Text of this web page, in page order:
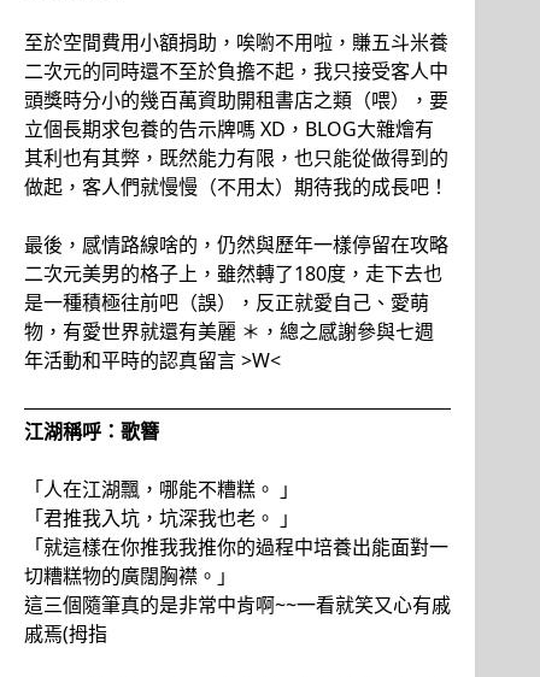
至於空間費用小額捐助，唉喲不用啦，賺五斗米養
二次元的同時還不至於負擔不起，我只接受客人中
頭獎時分小的幾百萬資助開租書店之類（喂），要
立個長期求包養的告示牌嗎 XD，BLOG大雜燴有
其利也有其弊，既然能力有限，也只能從做得到的
做起，客人們就慢慢（不用太）期待我的成長吧！
最後，感情路線啥的，仍然與歷年一樣停留在攻略
二次元美男的格子上，雖然轉了180度，走下去也
是一種積極往前吧（誤），反正就愛自己、愛萌
物，有愛世界就還有美麗 ＊，總之感謝參與七週
年活動和平時的認真留言 >W<
江湖稱呼：歌簪
「人在江湖飄，哪能不糟糕。 」
「君推我入坑，坑深我也老。 」
「就這樣在你推我我推你的過程中培養出能面對一
切糟糕物的廣闊胸襟。」
這三個隨筆真的是非常中肯啊~~一看就笑又心有戚
戚焉(拇指